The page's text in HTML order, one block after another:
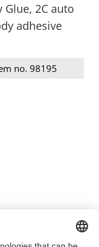
Glue, 2C auto
adhesive
no. 98195